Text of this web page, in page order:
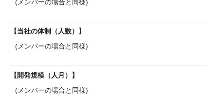
(メンバーの場合と同様)
当社の体制（人数）
(メンバーの場合と同様)
開発規模（人月）
(メンバーの場合と同様)